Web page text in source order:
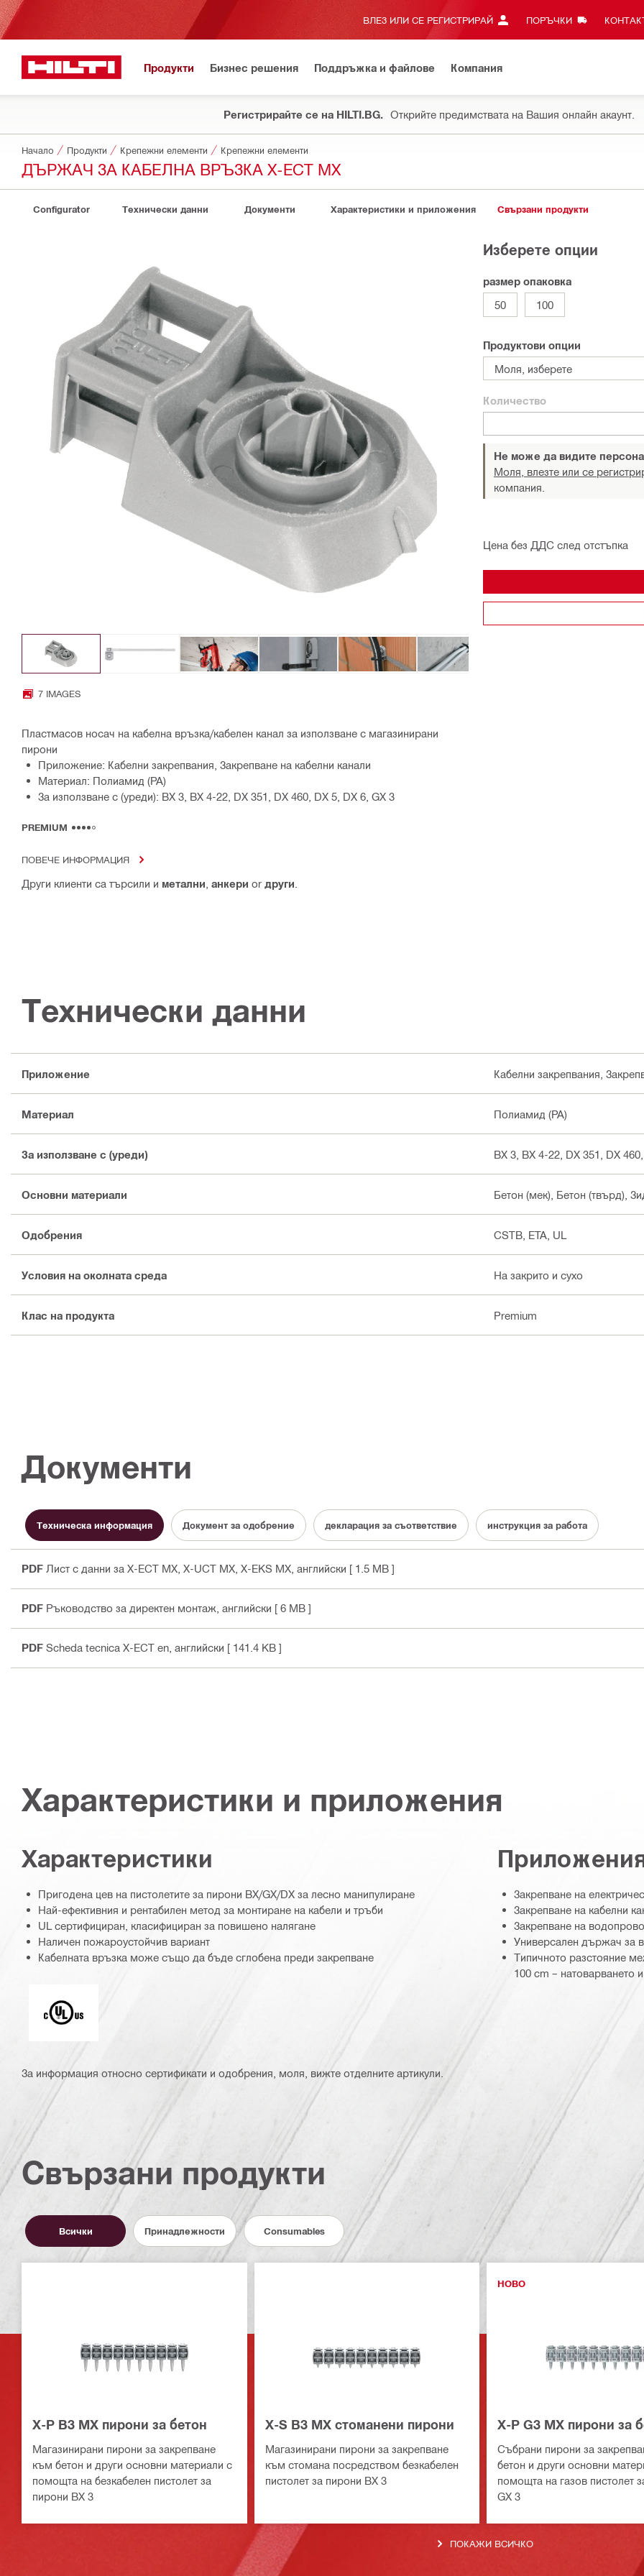
ВЛЕЗ ИЛИ СЕ РЕГИСТРИРАЙ ПОРЪЧКИ
Продукти Бизнес решения Поддръжка и файлове Компания
Регистрирайте се на HILTI.BG. Открийте предимствата на Вашия онлайн акаунт.
Начало Продукти Крепежни елементи Крепежни елементи
ДЪРЖАЧ ЗА КАБЕЛНА ВРЪЗКА X-ECT MX
Configurator Технически данни Документи Характеристики и приложения Свързани продукти
7 IMAGES
Пластмасов носач на кабелна връзка/кабелен канал за използване с магазинирани
пирони
Приложение: Кабелни закрепвания, Закрепване на кабелни канали
Материал: Полиамид (PA)
За използване с (уреди): BX 3, BX 4-22, DX 351, DX 460, DX 5, DX 6, GX 3
PREMIUM
ПОВЕЧЕ ИНФОРМАЦИЯ
Други клиенти са търсили и метални анкери or други
Изберете опции
размер опаковка
50
100
Продуктови опции
Моля, изберете
Количество
Не може да видите
Моля, влезте или се
компания.
Цена без ДДС след отстъпка
Технически данни
Приложение Кабелни закрепвания,
Материал Полиамид (PA)
За използване с (уреди) BX 3, BX 4-22, DX 351, DX
Основни материали Бетон (мек), Бетон (твърд),
Одобрения CSTB, ETA, UL
Условия на околната среда На закрито и сухо
Клас на продукта Premium
Документи
Техническа информация Документ за одобрение декларация за съответствие инструкция за работа
PDF Лист с данни за X-ECT MX, X-UCT MX, X-EKS MX , английски [ 1.5 MB ]
PDF Ръководство за директен монтаж , английски [ 6 MB ]
PDF Scheda tecnica X-ECT en , английски [ 141.4 KB ]
Характеристики и приложения
Характеристики
Пригодена цев на пистолетите за пирони BX/GX/DX за лесно манипулиране
Най-ефективния и рентабилен метод за монтиране на кабели и тръби
UL сертифициран, класифициран за повишено налягане
Наличен пожароустойчив вариант
Кабелната връзка може също да бъде сглобена преди закрепване
Закрепване на
Закрепване на кабелни
Закрепване на
Универсален държач за
Типичното разстояние
100 cm – натоварването
За информация относно сертификати и одобрения, моля, вижте отделните артикули.
Свързани продукти
Всички Принадлежности Consumables
X-P B3 MX пирони за бетон
Магазинирани пирони за закрепване
към бетон и други основни материали с
помощта на безкабелен пистолет за
пирони BX 3
X-S B3 MX стоманени пирони
Магазинирани пирони за закрепване
към стомана посредством безкабелен
пистолет за пирони BX 3
НОВО
X-P G3 MX пирони за
Събрани пирони за
бетон и други основни
помощта на газов пистолет
GX 3
ПОКАЖИ ВСИЧКО